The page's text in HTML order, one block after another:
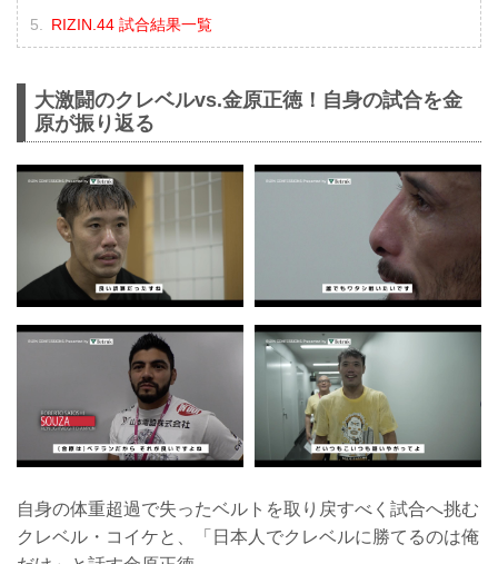
RIZIN.44 試合結果一覧
大激闘のクレベルvs.金原正徳！自身の試合を金
原が振り返る
自身の体重超過で失ったベルトを取り戻すべく試合へ挑む
クレベル・コイケと、「日本人でクレベルに勝てるのは俺